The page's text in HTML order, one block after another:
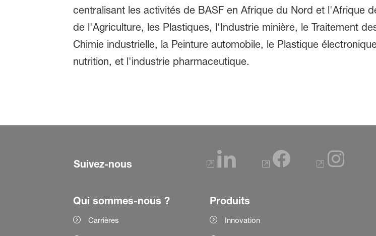
centralisant les activités de BASF en Afrique du Nord et l'Afrique
de l'Agriculture, les Plastiques, l'Industrie minière, le Traitement
Chimie industrielle, la Peinture automobile, le Plastique
nutrition, et l'industrie pharmaceutique.
Suivez-nous
Qui sommes-nous ?
Carrières
Produits
Innovation